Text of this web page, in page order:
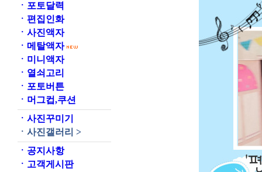
ㆍ 포토달력
ㆍ 편집인화
ㆍ 사진액자
ㆍ 메탈액자
ㆍ 미니액자
ㆍ 열쇠고리
ㆍ 포토버튼
ㆍ 머그컵,쿠션
ㆍ 사진꾸미기
ㆍ 사진갤러리 >
ㆍ 공지사항
ㆍ 고객게시판